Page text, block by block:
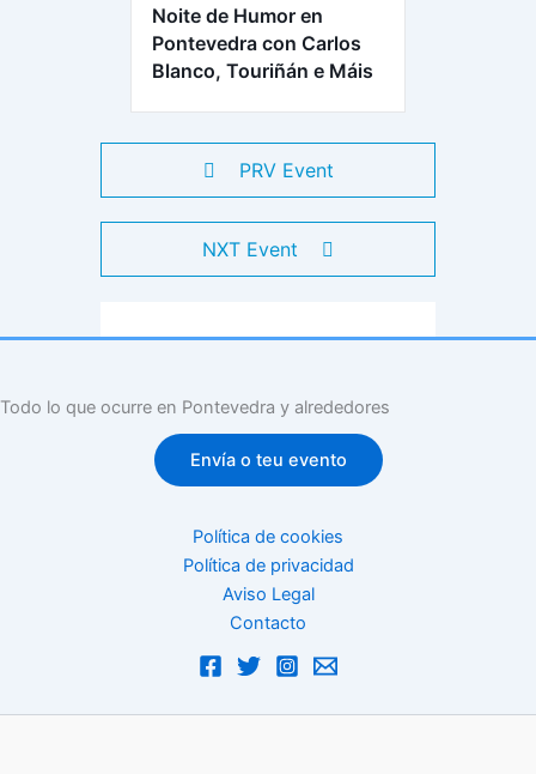
Noite de Humor en
Pontevedra con Carlos
Blanco, Touriñán e Máis
PRV Event
NXT Event
Todo lo que ocurre en Pontevedra y alrededores
Envía o teu evento
Política de cookies
Política de privacidad
Aviso Legal
Contacto